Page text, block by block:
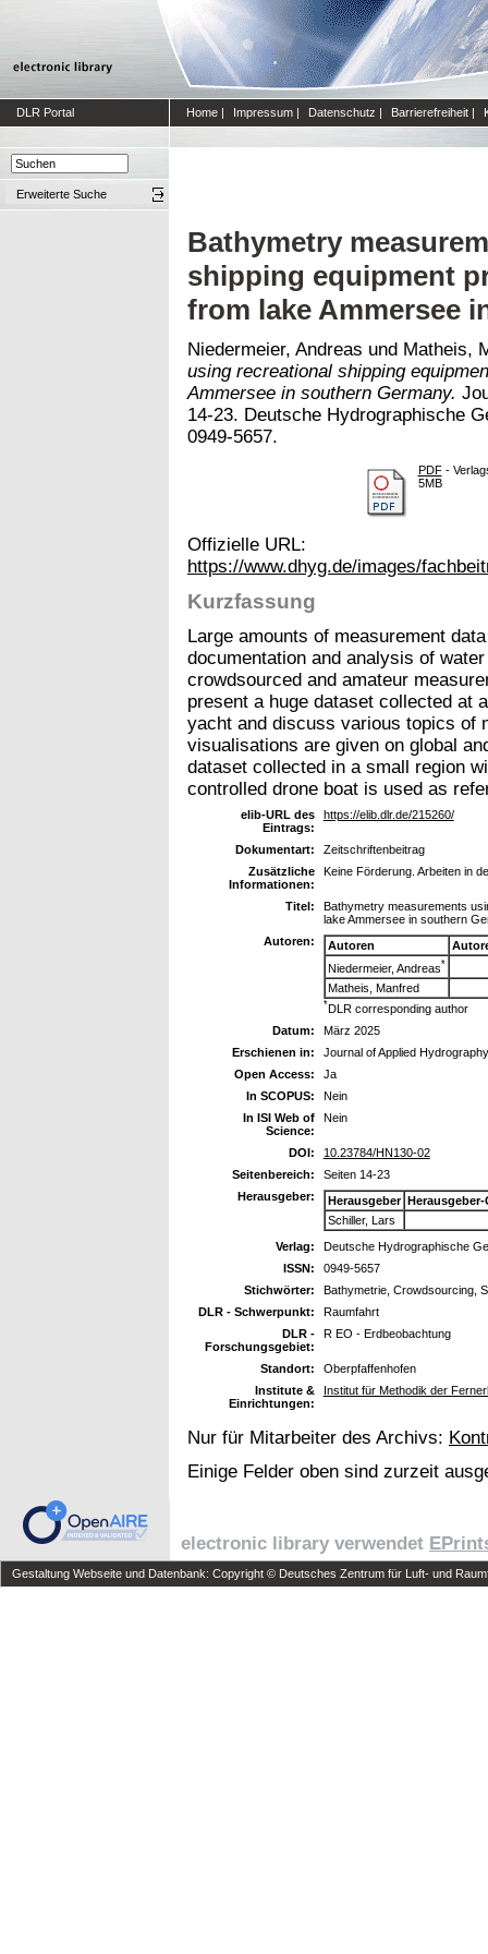
DLR Portal Home | Impressum | Datenschutz | Barrierefreiheit |
Erweiterte Suche
Bathymetry
shipping equipment
from lake Ammersee
Niedermeier, Andreas und Matheis,
using recreational shipping
Ammersee in southern Germany.
14-23. Deutsche Hydrographische
0949-5657.
PDF-
5MB
Offizielle URL:
https://www.dhyg.de/images/
Kurzfassung
Large amounts of measurement
documentation and analysis of
crowdsourced and amateur
present a huge dataset collected at
yacht and discuss various topics of
visualisations are given on global
dataset collected in a small region
controlled drone boat is used as
elib-URL des
Eintrags:
https://elib.dlr.de/215260/
Dokumentart:
Zeitschriftenbeitrag
Zusätzliche
Informationen:
Keine Förderung. Arbeiten in
Titel:
Bathymetry measurements
lake Ammersee in southern
Autoren:
Autoren
Niedermeier, Andreas*
Matheis, Manfred
*DLR corresponding author
Datum:
März 2025
Erschienen in:
Journal of Applied Hydrography
Open Access:
Ja
In SCOPUS:
Nein
In ISI Web of
Science:
Nein
DOI:
10.23784/HN130-02
Seitenbereich:
Seiten 14-23
Herausgeber:
Herausgeber
Herausgeber-
Schiller, Lars
Verlag:
Deutsche Hydrographische
ISSN:
0949-5657
Stichwörter:
Bathymetrie, Crowdsourcing,
DLR - Schwerpunkt:
Raumfahrt
DLR -
Forschungsgebiet:
R EO - Erdbeobachtung
Standort:
Oberpfaffenhofen
Institute &
Einrichtungen:
Institut für Methodik der
Nur für Mitarbeiter des Archivs:
Einige Felder oben sind zurzeit
electronic library verwendet
Gestaltung Webseite und Datenbank: Copyright © Deutsches Zentrum für Luft- und